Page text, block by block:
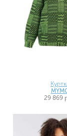
29 869